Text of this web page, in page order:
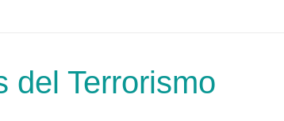
del Terrorismo